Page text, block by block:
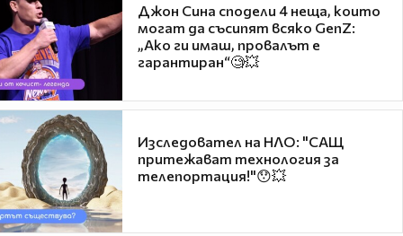
Джон Сина сподели 4 неща, които
могат да съсипят всяко GenZ:
„Ако ги имаш, провалът е
гарантиран“🧐💥
Изследовател на НЛО: "САЩ
притежават технология за
телепортация!"😯💥